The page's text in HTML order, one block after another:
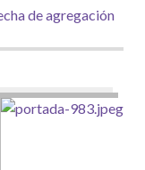
de agregación